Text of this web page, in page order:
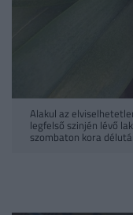
Alakul az
legfelső szinjén lévő
szombaton kora